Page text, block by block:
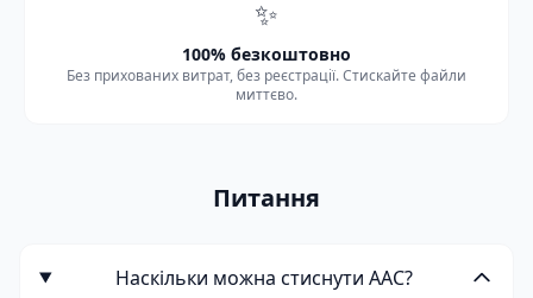
✨
100% безкоштовно
Без прихованих витрат, без реєстрації. Стискайте файли
миттєво.
Питання
Наскільки можна стиснути AAC?